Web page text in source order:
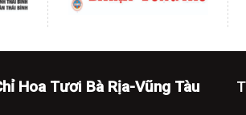
làm từ các vật liệu tự nhiên như tre, nứa,
Hoa Tươi Bà Rịa-Vũng Tàu